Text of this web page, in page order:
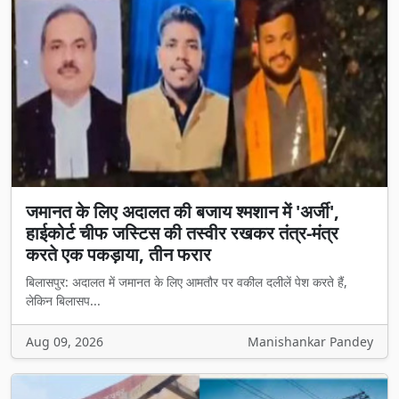
जमानत के लिए अदालत की बजाय श्मशान में 'अर्जी',
हाईकोर्ट चीफ जस्टिस की तस्वीर रखकर तंत्र-मंत्र
करते एक पकड़ाया, तीन फरार
बिलासपुर: अदालत में जमानत के लिए आमतौर पर वकील दलीलें पेश करते हैं,
लेकिन बिलासप...